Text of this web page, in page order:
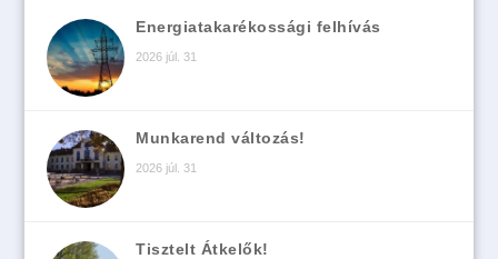
Energiatakarékossági felhívás
2026 júl. 31
Munkarend változás!
2026 júl. 31
Tisztelt Átkelők!